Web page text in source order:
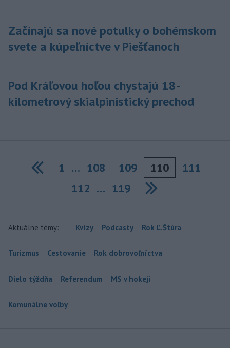
Začínajú sa nové potulky o bohémskom
svete a kúpeľníctve v Piešťanoch
Pod Kráľovou hoľou chystajú 18-
kilometrový skialpinistický prechod
Previous
1 … 108 109 110
111
112 … 119
Aktuálne témy: Kvízy Podcasty Rok Ľ.Štúra
Turizmus Cestovanie Rok dobrovoľníctva
Dielo týždňa Referendum MS v hokeji
Komunálne voľby